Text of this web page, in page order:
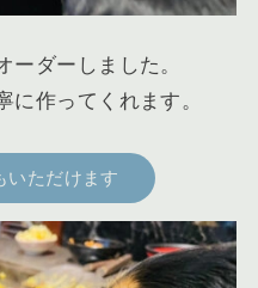
ーダーしました。
に作ってくれます。
いただけます